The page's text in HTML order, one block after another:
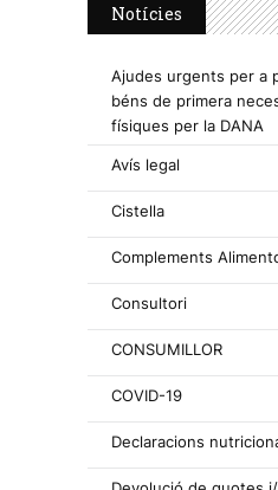
Notícies
Ajudes urgents per a
béns de primera
físiques per la DANA
Avís legal
Cistella
Complements
Consultori
CONSUMILLOR
COVID-19
Declaracions